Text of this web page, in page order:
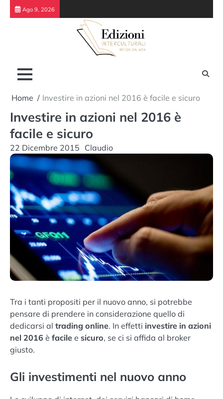
Skip
Ago 9, 2026
Home Investire in azioni nel 2016 è facile e sicuro
Investire in azioni nel 2016 è
facile e sicuro
22 Dicembre 2015 Claudio
Tra i tanti propositi per il nuovo anno, si potrebbe
pensare di prendere in considerazione quello di
dedicarsi al trading online. In effetti investire in azioni
nel 2016 è facile e sicuro, se ci si affida al broker
giusto.
Gli investimenti nel nuovo anno